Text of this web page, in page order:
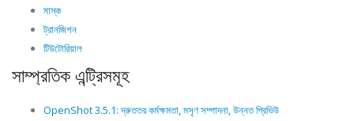
মাস্ক
ট্রানজিশন
টিউটোরিয়াল
সাম্প্রতিক এন্ট্রিসমূহ
OpenShot 3.5.1: দ্রুততর কর্মক্ষমতা, মসৃণ সম্পাদনা, উন্নত প্রিভিউ